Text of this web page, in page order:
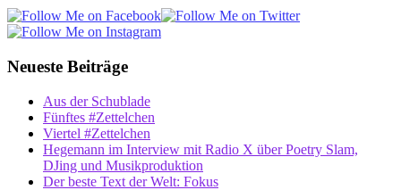
Neueste Beiträge
Aus der Schublade
Fünftes #Zettelchen
Viertel #Zettelchen
Hegemann im Interview mit Radio X über Poetry Slam,
DJing und Musikproduktion
Der beste Text der Welt: Fokus